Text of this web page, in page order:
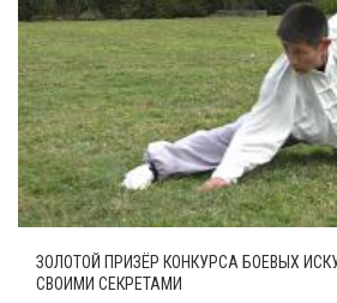
ЗОЛОТОЙ ПРИЗЁР КОНКУРСА БОЕВЫХ
СВОИМИ СЕКРЕТАМИ